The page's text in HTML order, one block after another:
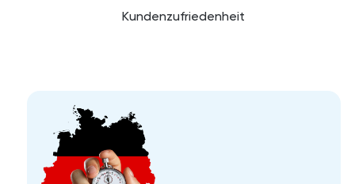
Kundenzufriedenheit